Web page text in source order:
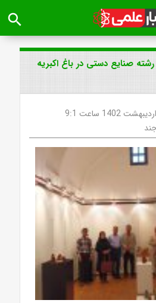
search
صنایع دستی در باغ اکبریه